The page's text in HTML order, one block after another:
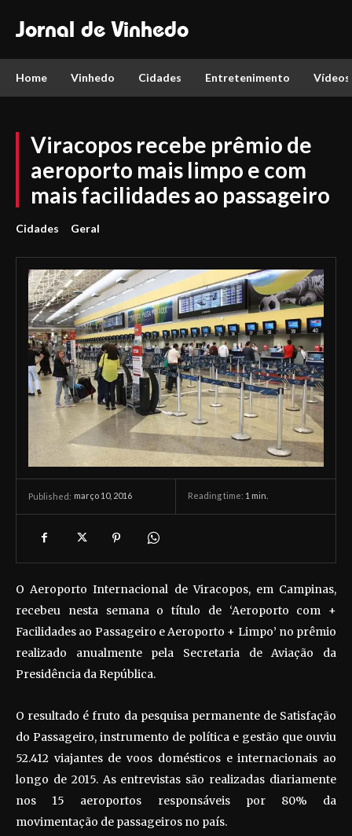
Jornal de Vinhedo
Home Vinhedo Cidades Entretenimento Vídeos
Viracopos recebe prêmio de
aeroporto mais limpo e com
mais facilidades ao passageiro
Cidades Geral
Published: março 10, 2016 Reading time: 1 min.
O Aeroporto Internacional de Viracopos, em Campinas,
recebeu nesta semana o título de ‘Aeroporto com +
Facilidades ao Passageiro e Aeroporto + Limpo’ no prêmio
realizado anualmente pela Secretaria de Aviação da
Presidência da República.
O resultado é fruto da pesquisa permanente de Satisfação
do Passageiro, instrumento de política e gestão que ouviu
52.412 viajantes de voos domésticos e internacionais ao
longo de 2015. As entrevistas são realizadas diariamente
nos 15 aeroportos responsáveis por 80% da
movimentação de passageiros no país.